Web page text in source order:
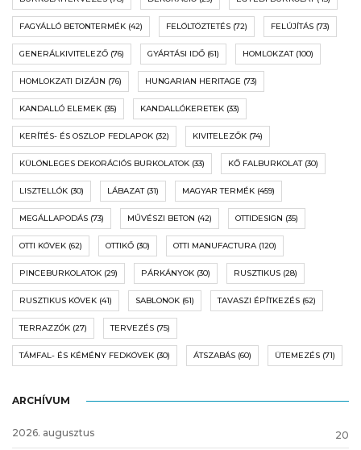
FAGYÁLLÓ BETONTERMÉK (42) FELÖLTÖZTETÉS (72) FELÚJÍTÁS (73)
GENERÁLKIVITELEZŐ (76) GYÁRTÁSI IDŐ (61) HOMLOKZAT(100)
HOMLOKZATI DIZÁJN (76) HUNGARIAN HERITAGE (73)
KANDALLÓ ELEMEK (35) KANDALLÓKERETEK (33)
KERÍTÉS- ÉS OSZLOP FEDLAPOK (32) KIVITELEZŐK (74)
KÜLÖNLEGES DEKORÁCIÓS BURKOLATOK (33) KŐ FALBURKOLAT(30)
LISZTELLÓK (30) LÁBAZAT(31) MAGYAR TERMÉK (459)
MEGÁLLAPODÁS (73) MŰVÉSZI BETON (42) OTTIDESIGN (35)
OTTI KÖVEK (62) OTTIKŐ (30) OTTI MANUFACTURA (120)
PINCEBURKOLATOK (29) PÁRKÁNYOK (30) RUSZTIKUS (28)
RUSZTIKUS KÖVEK (41) SABLONOK (61) TAVASZI ÉPÍTKEZÉS (62)
TERRAZZÓK (27) TERVEZÉS (75)
TÁMFAL- ÉS KÉMÉNY FEDKÖVEK (30) ÁTSZABÁS (60) ÜTEMEZÉS (71)
ARCHÍVUM
2026. augusztus 20